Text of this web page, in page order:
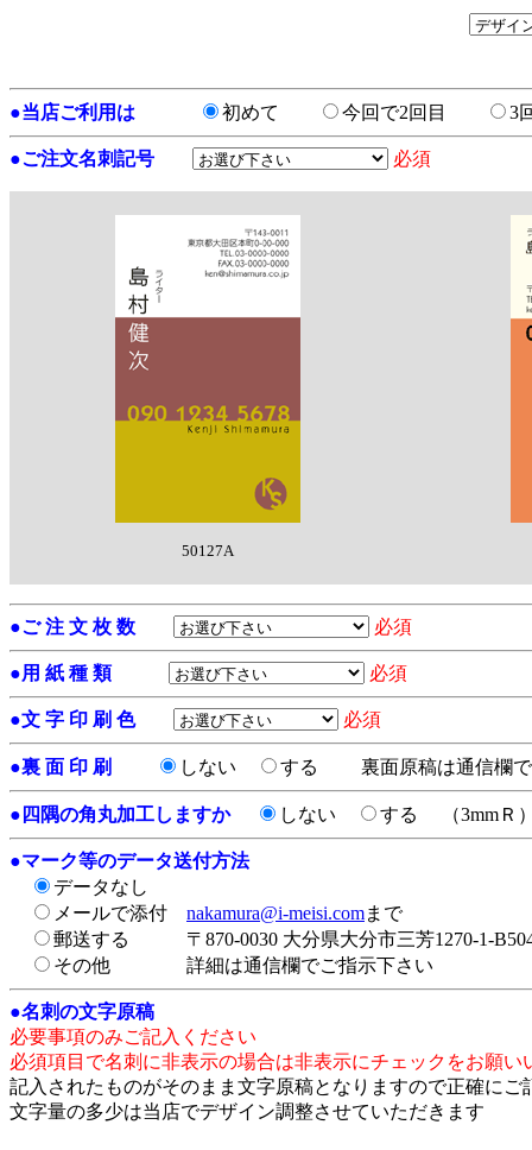
●当店ご利用は 初めて 今回で2回目 3
●ご注文名刺記号 必須
50127A
●ご 注 文 枚 数 必須
●用 紙 種 類 必須
●文 字 印 刷 色 必須
●裏 面 印 刷 しない する 裏面原稿は通信欄
● 四隅の角丸加工しますか しない する （3mmＲ
●マーク等のデータ送付方法
データなし
メールで添付 nakamura@i-meisi.comまで
郵送する 〒870-0030 大分県大分市三芳1270-1-
その他 詳細は通信欄でご指示下さい
●名刺の文字原稿
必要事項のみご記入ください
必須項目で名刺に非表示の場合は非表示にチェックをお願い
記入されたものがそのまま文字原稿となりますので正確にご
文字量の多少は当店でデザイン調整させていただきます